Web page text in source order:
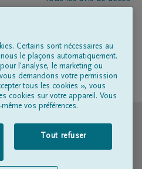
de pompes funèbres
d'utilisation
Certains sont nécessaires au
le plaçons automatiquement.
l'analyse, le marketing ou
demandons votre permission
tous les cookies », vous
cookies sur votre appareil. Vous
vos préférences.
Tout refuser